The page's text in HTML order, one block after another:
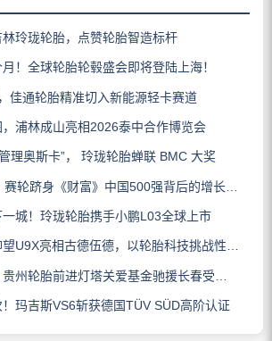
玲珑轮胎，点赞轮胎智造标杆
！全球轮胎轮毂盛会即将登陆上海！
佳通轮胎精准切入新能源轻卡赛道
浦林成山亮相2026泰中合作博览会
理奥斯卡”， 玲珑轮胎蝉联 BMC 大奖
轮跻身《财富》中国500强背后的增长逻辑
城！玲珑轮胎携手小鹏L03全球上市
亮相古德伍德，以轮胎科技挑战性能边界
轮胎前进灯塔关爱基金驰援长春受灾门店
玛吉斯VS6斩获德国TÜV SÜD高阶认证